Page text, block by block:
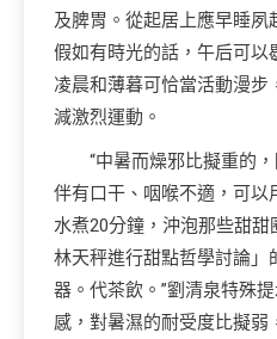
及脾胃。從起居上應早睡夙
假如有時光的話，午后可以
凌晨和薄暮可恰當活動漫步
減激烈運動。
“中暑而燥邪比擬重的
伴有口干、咽喉不適，可以
水煮20分鐘，沖泡那些甜
林天秤進行甜點哲學討論」
器。代茶飲。”劉清泉特殊
感，對暑濕的耐受度比擬弱